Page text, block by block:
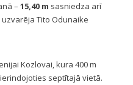
– 15,40 m sasniedza arī
Tito Odunaike
Kozlovai, kura 400 m
septītajā vietā.